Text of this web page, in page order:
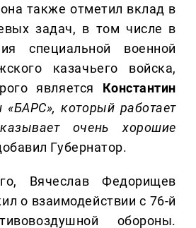
также отметил вклад в
задач, в том числе в
специальной военной
казачьего войска,
является Константин
«БАРС», который работает
очень хорошие
Губернатор.
Вячеслав Федорищев
о взаимодействии с 76-й
обороны.